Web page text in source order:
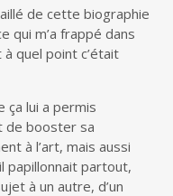
de cette biographie
qui m’a frappé dans
à quel point c’était
ça lui a permis
de booster sa
à l’art, mais aussi
papillonnait partout,
à un autre, d’un